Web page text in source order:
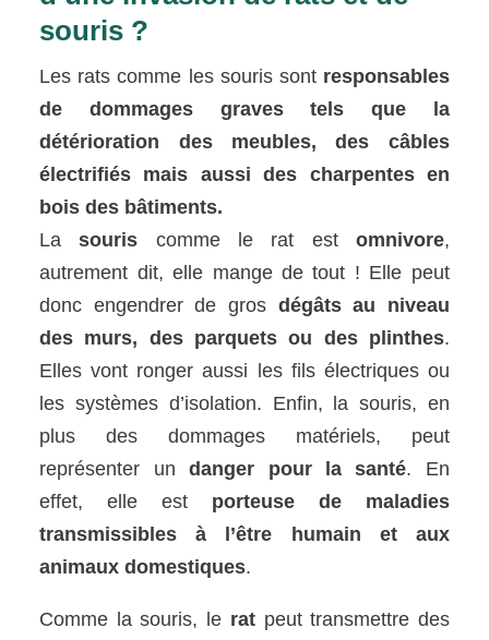
souris ?
Les rats comme les souris sont responsables
de dommages graves tels que la
détérioration des meubles, des câbles
électrifiés mais aussi des charpentes en
bois des bâtiments.
La souris comme le rat est omnivore,
autrement dit, elle mange de tout ! Elle peut
donc engendrer de gros dégâts au niveau
des murs, des parquets ou des plinthes.
Elles vont ronger aussi les fils électriques ou
les systèmes d’isolation. Enfin, la souris, en
plus des dommages matériels, peut
représenter undanger pour la santé. En
effet, elle est porteuse de maladies
transmissibles à l’être humain et aux
animaux domestiques.
Comme la souris, le ratpeut transmettre des